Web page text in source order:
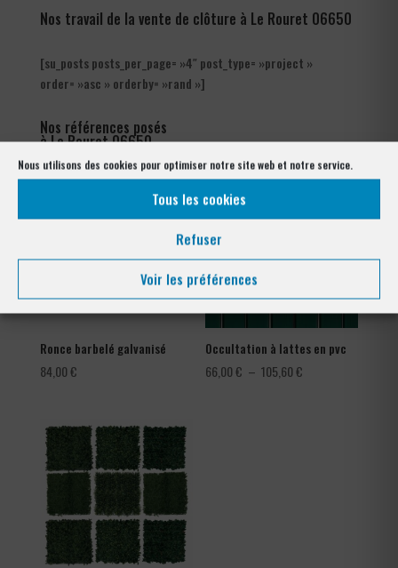
Nous utilisons des cookies pour optimiser notre site web et notre service.
Tous les cookies
Refuser
Voir les préférences
Nos travail de la vente de clôture à Le Rouret 06650
[su_posts posts_per_page= »4″ post_type= »project »
order= »asc » orderby= »rand »]
Nos références posés
à Le Rouret 06650
Ronce barbelé galvanisé
84,00€
Occultation à lattes en pvc
66,00€ – 105,60€